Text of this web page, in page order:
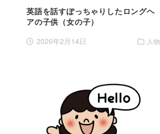
英語を話すぽっちゃりしたロングヘ
アの子供（女の子）
2026年2月14日 人物